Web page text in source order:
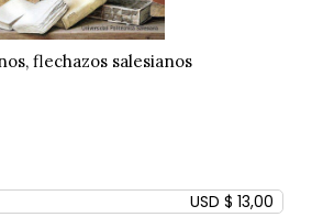
flechazos salesianos
USD $ 13,00